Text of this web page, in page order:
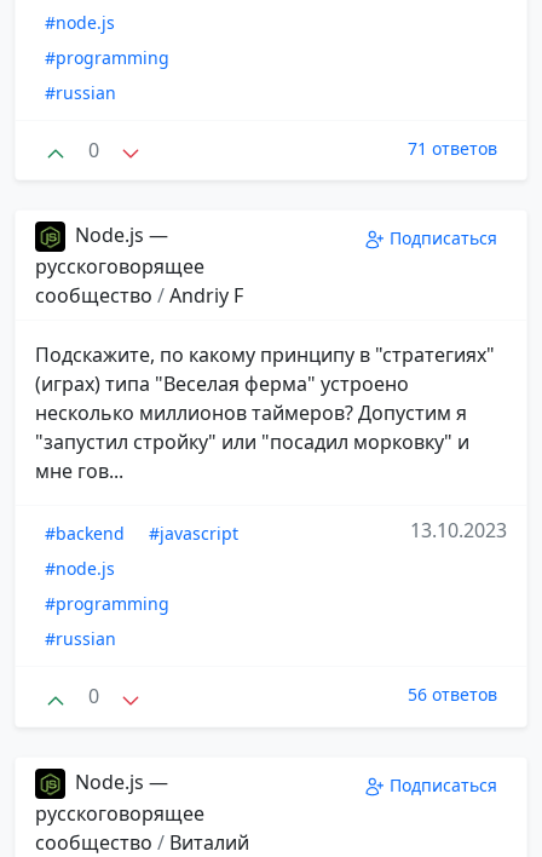
#node.js
#programming
#russian
0 71 ответов
Node.js —
русскоговорящее
сообщество /Andriy F
Подписаться
Подскажите, по какому принципу в "стратегиях"
(играх) типа "Веселая ферма" устроено
несколько миллионов таймеров? Допустим я
"запустил стройку" или "посадил морковку" и
мне гов...
#backend
#javascript
#node.js
#programming
#russian
13.10.2023
0 56 ответов
Node.js —
русскоговорящее
сообщество / Виталий
Подписаться